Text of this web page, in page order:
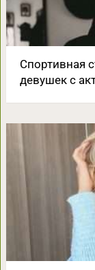
Спортивная
девушек с